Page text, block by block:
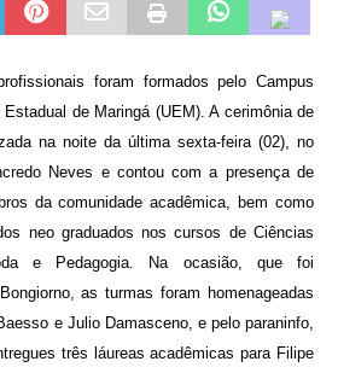
foram formados pelo Campus
Estadual de Maringá (UEM). A cerimônia de
na noite da última sexta-feira (02), no
Neves e contou com a presença de
da comunidade acadêmica, bem como
neo graduados nos cursos de Ciências
e Pedagogia. Na ocasião, que foi
as turmas foram homenageadas
e Julio Damasceno, e pelo paraninfo,
três láureas acadêmicas para Filipe